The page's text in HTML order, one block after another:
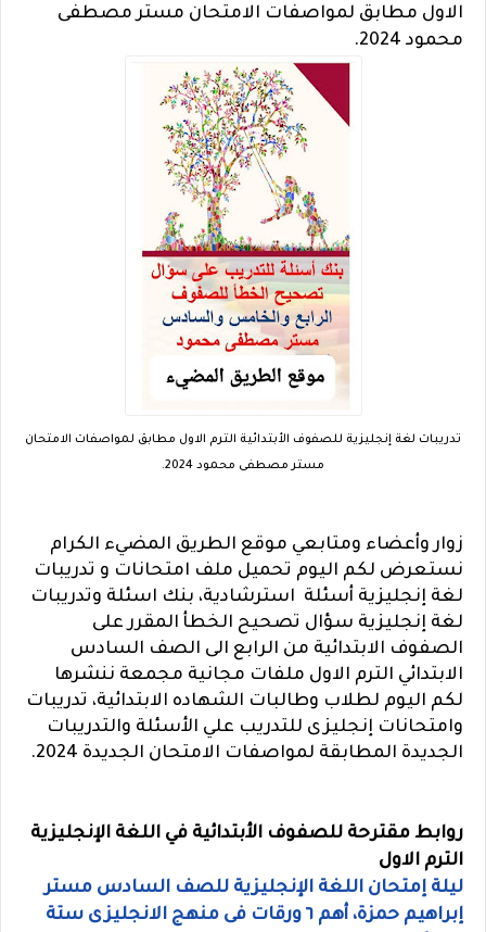
الاول مطابق لمواصفات الامتحان مستر مصطفى
محمود 2024.
تدريبات لغة إنجليزية للصفوف الأبتدائية الترم الاول مطابق لمواصفات الامتحان
مستر مصطفى محمود 2024.
زوار وأعضاء ومتابعي موقع الطريق المضيء الكرام
نستعرض لكم اليوم تحميل ملف امتحانات و تدريبات
لغة إنجليزية أسئلة استرشادية، بنك اسئلة وتدريبات
لغة إنجليزية سؤال تصحيح الخطأ المقرر على
الصفوف الابتدائية من الرابع الى الصف السادس
الابتدائي الترم الاول ملفات مجانية مجمعة ننشرها
لكم اليوم لطلاب وطالبات الشهاده الابتدائية، تدريبات
وامتحانات إنجليزى للتدريب علي الأسئلة والتدريبات
الجديدة المطابقة لمواصفات الامتحان الجديدة 2024.
روابط مقترحة للصفوف الأبتدائية في اللغة الإنجليزية
الترم الاول
ليلة إمتحان اللغة الإنجليزية للصف السادس مستر
إبراهيم حمزة، أهم ٦ ورقات فى منهج الانجليزى ستة